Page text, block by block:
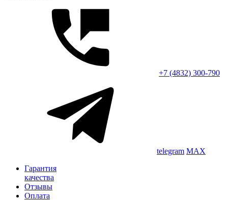
+7 (4832) 300-790
telegram MAX
Гарантия
качества
Отзывы
Оплата